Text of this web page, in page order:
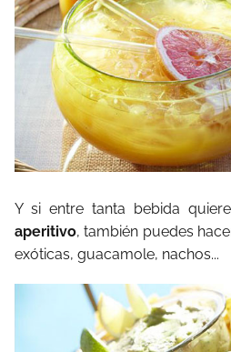
Y si entre tanta bebida
aperitivo, también puedes
exóticas, guacamole, nachos...